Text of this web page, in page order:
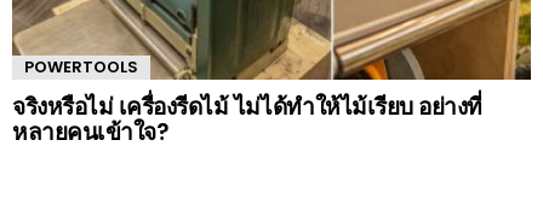
POWERTOOLS
จริงหรือไม่ เครื่องรีดไม้ ไม่ได้ทำให้ไม้เรียบ อย่างที่
หลายคนเข้าใจ?